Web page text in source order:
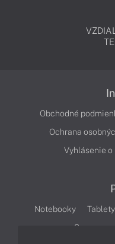
Obchodné
Ochrana
Vyhlásenie
Notebooky Tablety
Servery